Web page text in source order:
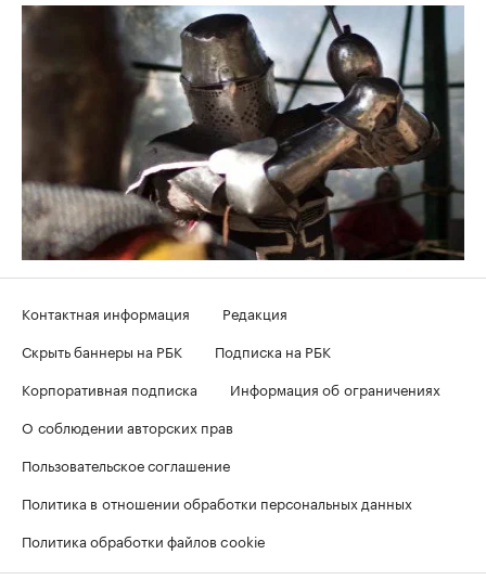
Контактная информация
Редакция
Скрыть баннеры на РБК
Подписка на РБК
Корпоративная подписка
Информация об ограничениях
О соблюдении авторских прав
Пользовательское соглашение
Политика в отношении обработки персональных данных
Политика обработки файлов cookie